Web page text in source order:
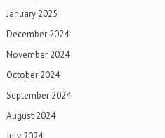
January 2025
December 2024
November 2024
October 2024
September 2024
August 2024